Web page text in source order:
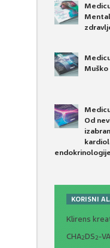
Od
endokrinologije
KORISNI
Klirens
CHA2DS2-VA